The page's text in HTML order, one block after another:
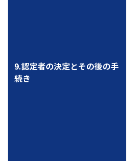
9.認定者の決定とその後の手
続き